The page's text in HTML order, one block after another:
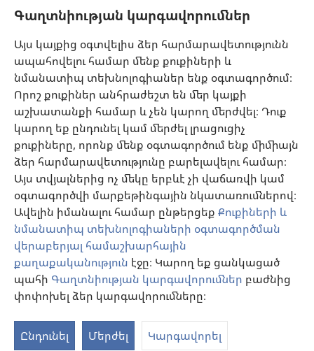
Գաղտնիության կարգավորումներ
Այս կայքից օգտվելիս ձեր հարմարավետությունն
ապահովելու համար մենք քուքիների և
նմանատիպ տեխնոլոգիաներ ենք օգտագործում։
Որոշ քուքիներ անհրաժեշտ են մեր կայքի
աշխատանքի համար և չեն կարող մերժվել։ Դուք
կարող եք ընդունել կամ մերժել լրացուցիչ
քուքիները, որոնք մենք օգտագործում ենք միմիայն
ձեր հարմարավետությունը բարելավելու համար։
Այս տվյալներից ոչ մեկը երբևէ չի վաճառվի կամ
օգտագործվի մարքեթինգային նկատառումներով։
Ավելին իմանալու համար ընթերցեք Քուքիների և
նմանատիպ տեխնոլոգիաների օգտագործման
վերաբերյալ համաշխարհային
քաղաքականություն էջը։ Կարող եք ցանկացած
պահի Գաղտնիության կարգավորումներ բաժնից
փոփոխել ձեր կարգավորումները։
Ընդունել Մերժել Կարգավորել
Յուրաքանչյուր մասնագետի պատասխանատվություն է իրազեկ լինել
քննարկել բուժման մեթոդները և օգնել նրանց որոշում կայացնելու՝ հաշվի
առնելով հիվանդի առողջական վիճակը, ցանկությունը, արժեքներն ու
հավատալիքները։ Թվարկված ոչ բոլոր ստրատեգիաներն են ընդունելի և
հասանելի բոլոր պացիենտների համար։
Պացիենտներ: Ձեր առողջական վիճակի կամ բուժման վերաբերյալ
խորհուրդներ հարցրեք ձեզ բուժող բժշկից կամ համապատասխան
որակավորում ունեցող այլ մասնագետից։ Դիմեք բժշկի, եթե կասկածում
եք, որ որևէ հիվանդություն ունեք։
Օգտվելու կարգը սահմանված է կայքից օգտվելու պայմաններով։
Արտաքին տեսքի կարգավորումներ
Copyright © 2026 Watch Tower Bible and Tract Society of Pennsylvania.
ՕԳՏԱԳՈՐԾՄԱՆ ՊԱՅՄԱՆՆԵՐ |
ՔԱՂԱՔԱԿԱՆՈՒԹՅՈՒՆ|ԳԱՂՏՆԻՈՒԹՅԱՆ ԿԱՐԳԱՎՈՐՈՒՄՆԵՐ